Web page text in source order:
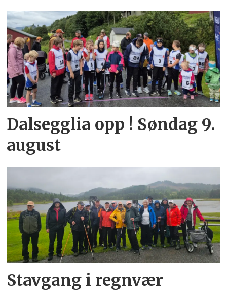
Dalsegglia opp ! Søndag 9.
august
Stavgang i regnvær